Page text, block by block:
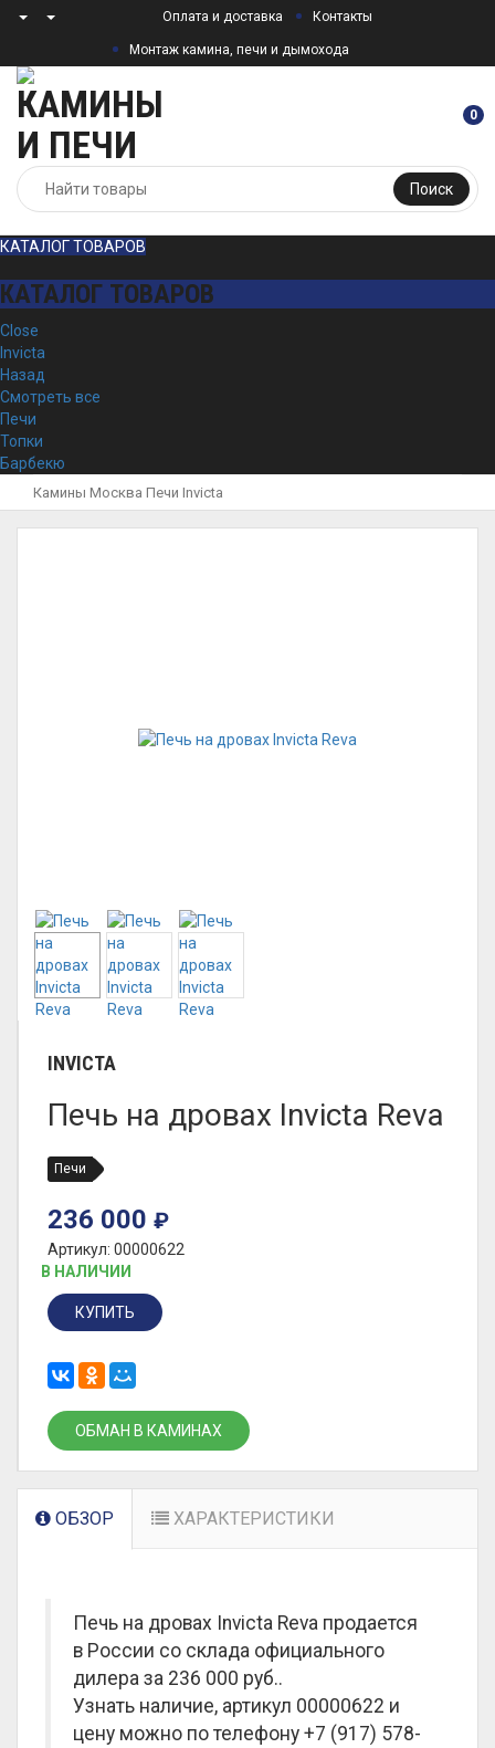
Оплата и доставка Контакты
Монтаж камина, печи и дымохода
Поиск
0
КАТАЛОГ ТОВАРОВ
КАТАЛОГ ТОВАРОВ
Close
Invicta
Назад
Смотреть все
Печи
Топки
Барбекю
Камины Москва Печи Invicta
INVICTA
Печь на дровах Invicta Reva
Печи
236 000 ₽
Артикул: 00000622
В НАЛИЧИИ
КУПИТЬ
ОБМАН В КАМИНАХ
ОБЗОР ХАРАКТЕРИСТИКИ
Печь на дровах Invicta Reva продается
в России со склада официального
дилера за 236 000 руб..
Узнать наличие, артикул 00000622 и
цену можно по телефону +7 (917) 578-